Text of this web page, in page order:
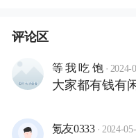
评论区
等 我 吃 饱 · 2024-
大家都有钱有
氪友0333 · 2024-